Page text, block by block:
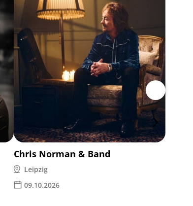
Chris Norman & Band
Leipzig
09.10.2026